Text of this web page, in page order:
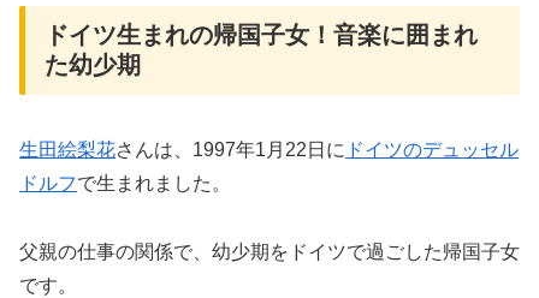
ドイツ生まれの帰国子女！音楽に囲まれ
た幼少期
生田絵梨花さんは、1997年1月22日に ドイツのデュッセル
ドルフで生まれました。
父親の仕事の関係で、幼少期をドイツで過ごした帰国子女
です。